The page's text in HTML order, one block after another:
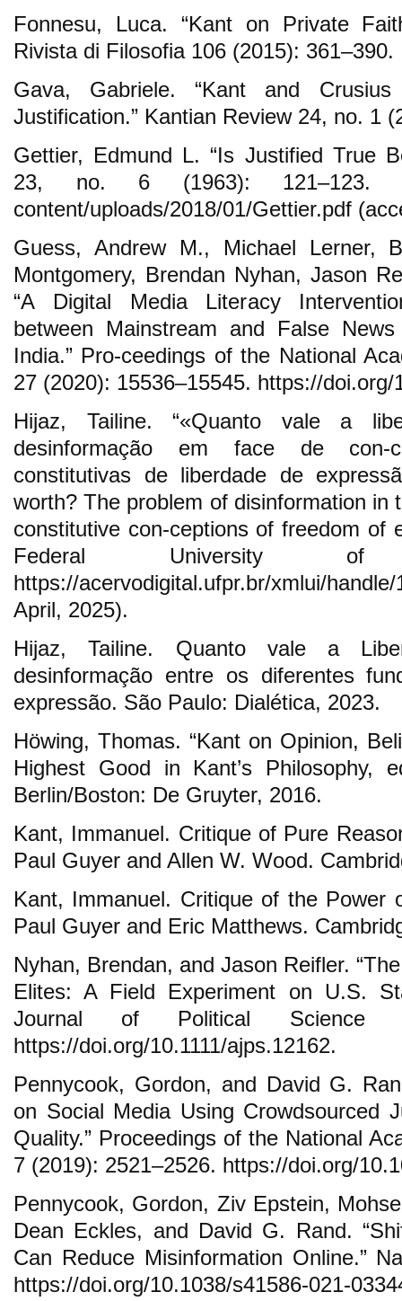
Fonnesu, Luca. “Kant on Private
Rivista di Filosofia 106 (2015): 361–390.
Gava, Gabriele. “Kant and
Justification.” Kantian Review 24, no. 1
Gettier, Edmund L. “Is Justified True
23, no. 6 (1963): 121–123.
content/uploads/2018/01/Gettier.pdf
Guess, Andrew M., Michael Lerner,
Montgomery, Brendan Nyhan, Jason
“A Digital Media Literacy
between Mainstream and False
India.” Pro-ceedings of the National
27 (2020): 15536–15545. https://
Hijaz, Tailine. “«Quanto vale a
desinformação em face de con-
constitutivas de liberdade de
worth? The problem of disinformation in
constitutive con-ceptions of freedom of
Federal University of
https://acervodigital.ufpr.br/xmlui/
April, 2025).
Hijaz, Tailine. Quanto vale a
desinformação entre os diferentes
expressão. São Paulo: Dialética, 2023.
Höwing, Thomas. “Kant on Opinion,
Highest Good in Kant’s Philosophy,
Berlin/Boston: De Gruyter, 2016.
Kant, Immanuel. Critique of Pure
Paul Guyer and Allen W. Wood.
Kant, Immanuel. Critique of the Power
Paul Guyer and Eric Matthews.
Nyhan, Brendan, and Jason Reifler.
Elites: A Field Experiment on U.S.
Journal of Political Science
https://doi.org/10.1111/ajps.12162.
Pennycook, Gordon, and David G.
on Social Media Using Crowdsourced
Quality.” Proceedings of the National
7 (2019): 2521–2526. https://doi.org/
Pennycook, Gordon, Ziv Epstein,
Dean Eckles, and David G. Rand.
Can Reduce Misinformation Online.”
https://doi.org/10.1038/s41586-021-